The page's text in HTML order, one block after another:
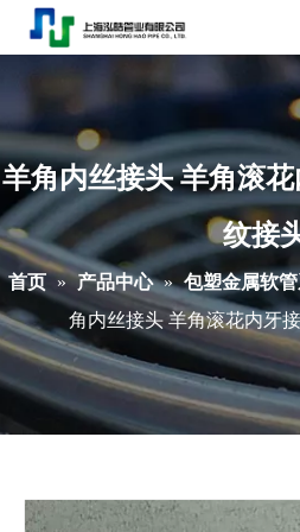
羊角内丝接头 羊角滚
纹接
首页 » 产品中心 » 包塑金属软
角内丝接头 羊角滚花内牙